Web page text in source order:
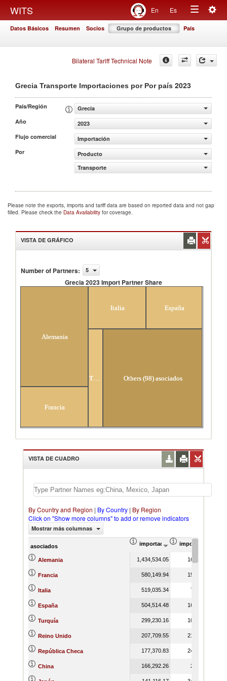
WITS En Es
Toggle
Datos Básicos Resumen Socios Grupo de productos País
Bilateral Tariff Technical Note
Grecia Transporte Importaciones por Por país 2023
País/Región
Grecia
Año
2023
Flujo comercial
Importación
Por
Producto
Transporte
Please note the exports, imports and tariff data are based on reported data and not gap
filled. Please check the Data Availability for coverage.
VISTA DE GRÁFICO
Number of Partners: 5
Grecia 2023 Import Partner Share
Alemania
Francia
Italia España
Turquía Others (98) asociados
VISTA DE CUADRO
By Country and Region | By Country | By Region
Click on "Show more columns" to add or remove indicators
Mostrar más columnas
asociados importación Valor del comercio
importación
Alemania 1,434,534.05 16.00
Francia 580,149.94 15.34
Italia 519,035.34 7.82
España 504,514.48 16.18
Turquía 299,230.16 10.16
Reino Unido 207,709.55 21.26
República Checa 177,370.83 24.77
China 166,292.26 2.23